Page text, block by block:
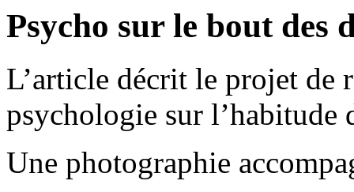
Psycho sur le bout des
L’article décrit le projet de
psychologie sur l’habitude
Une photographie